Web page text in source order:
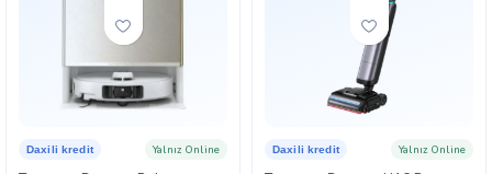
Daxili kredit Yalnız Online Daxili kredit Yalnız Online